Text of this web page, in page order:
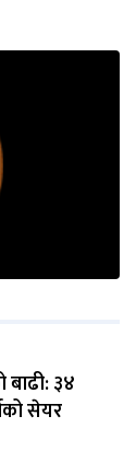
३४
सेयर